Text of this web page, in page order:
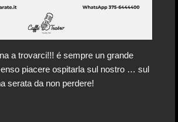
a trovarci!!! é sempre un grande
piacere ospitarla sul nostro … sul
serata da non perdere!